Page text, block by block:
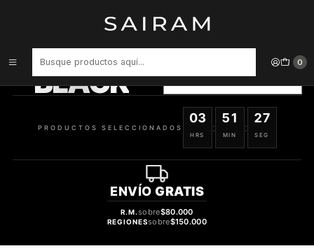
0
BLACK VER OFERTAS
PRODUCTOS SELECCIONADOS
03
HRS
:
51
MIN
:
26
SEG
ENVÍO GRATIS
R.M.sobre$80.000
REGIONESsobre$150.000